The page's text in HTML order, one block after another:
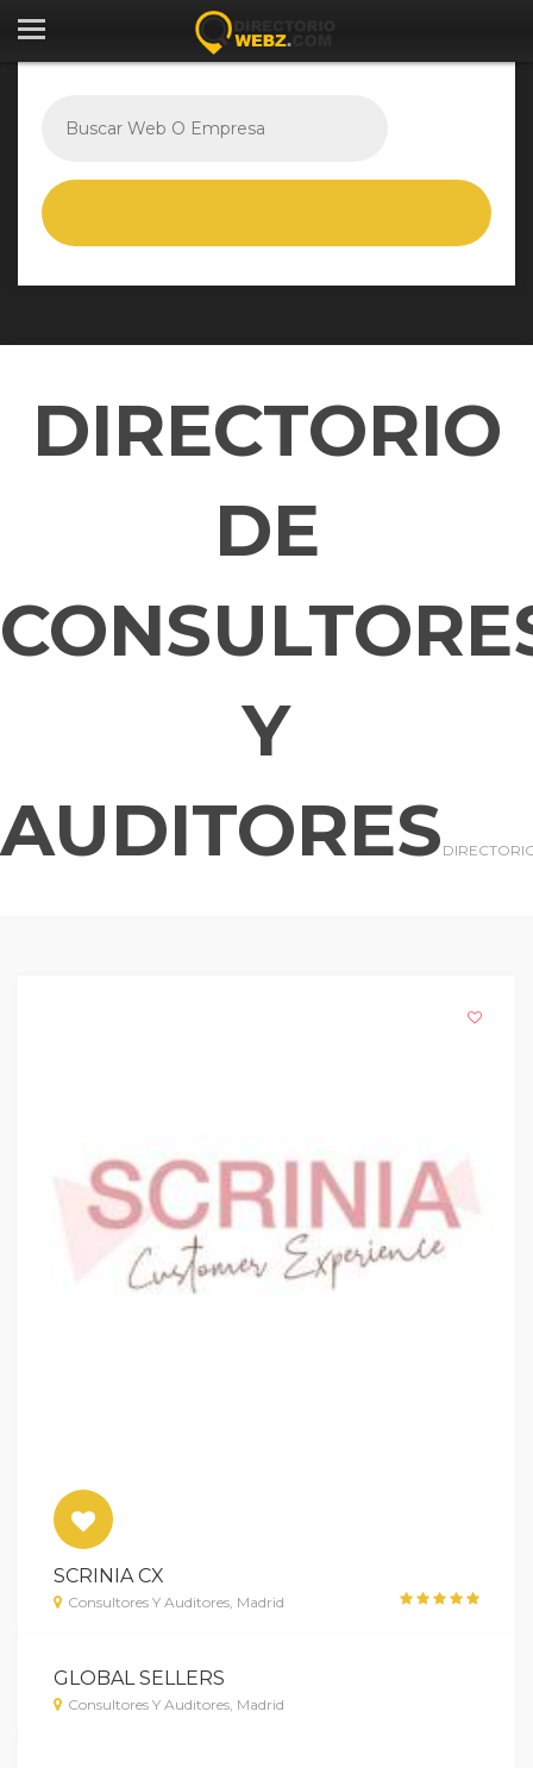
DIRECTORIO
DE
Y
AUDITORES
SCRINIA CX
Consultores Y Auditores, Madrid
GLOBAL SELLERS
Consultores Y Auditores, Madrid